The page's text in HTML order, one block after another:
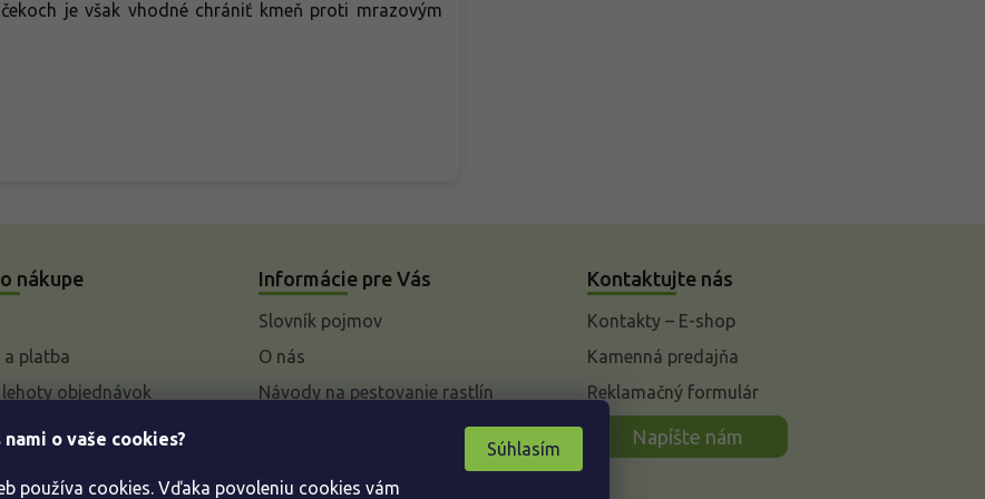
o vaše cookies?
používa cookies. Vďaka povoleniu cookies vám
Súhlasím
je však vhodné chrániť kmeň proti mrazovým
nákupe
a platba
objednávok
k parametrom a
od kúpnej zmluvy
Informácie pre Vás
Slovník pojmov
O nás
Návody na pestovanie rastlín
Kontaktujte nás
Kontakty – E-shop
Kamenná predajňa
Reklamačný formulár
Napíšte nám